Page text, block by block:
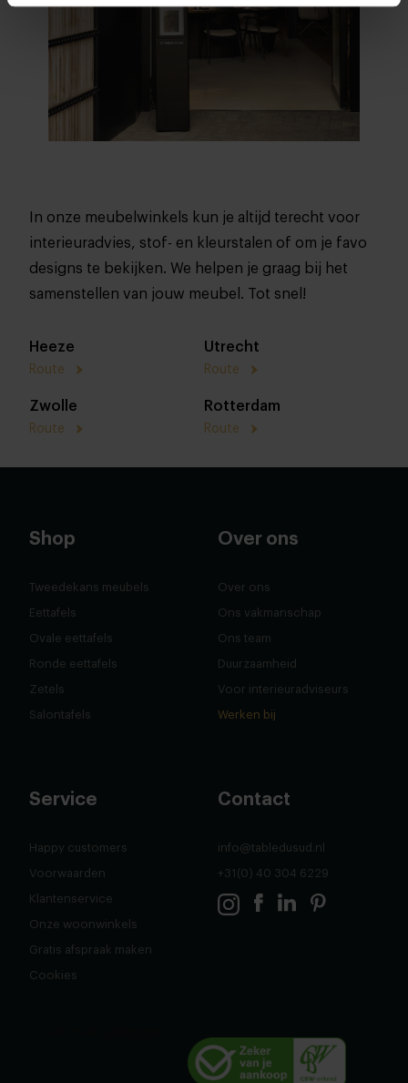
In onze meubelwinkels kun je altijd terecht voor
interieuradvies, stof- en kleurstalen of om je favo
designs te bekijken. We helpen je graag bij het
samenstellen van jouw meubel. Tot snel!
Heeze
Route
Utrecht
Route
Zwolle
Route
Rotterdam
Route
Shop
Tweedekans meubels
Eettafels
Ovale eettafels
Ronde eettafels
Zetels
Salontafels
Over ons
Over ons
Ons vakmanschap
Ons team
Duurzaamheid
Voor interieuradviseurs
Werken bij
Service
Happy customers
Voorwaarden
Klantenservice
Onze woonwinkels
Gratis afspraak maken
Cookies
Contact
info@tabledusud.nl
+31(0) 40 304 6229